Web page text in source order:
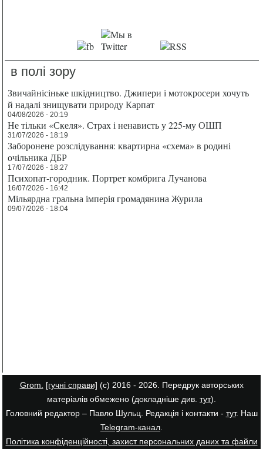
в полі зору
Звичайнісіньке шкідництво. Джипери і мотокросери хочуть
й надалі знищувати природу Карпат
04/08/2026 - 20:19
Не тільки «Скеля». Страх і ненависть у 225-му ОШП
31/07/2026 - 18:19
Заборонене розслідування: квартирна «схема» в родині
очільника ДБР
17/07/2026 - 18:27
Психопат-городник. Портрет комбрига Лучанова
16/07/2026 - 16:42
Мільярдна гральна імперія громадянина Журила
09/07/2026 - 18:04
Grom. [гучні справи] (с) 2016 - 2026. Передрук авторських
матеріалів обмежено (докладніше див. тут).
Головний редактор – Павло Шульц. Редакція і контакти - тут. Наш
Telegram-канал
Політика конфіденційності, захист персональних даних та файли